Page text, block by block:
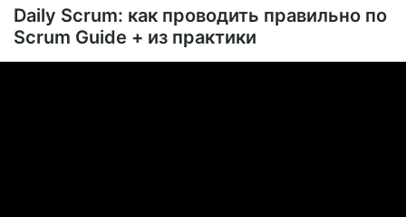
Daily Scrum: как проводить правильно по
Scrum Guide + из практики